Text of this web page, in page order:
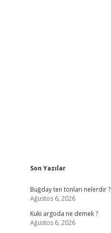
Sidebar
Son Yazılar
Buğday ten tonları nelerdir ?
Ağustos 6, 2026
Kuki argoda ne demek ?
Ağustos 6, 2026